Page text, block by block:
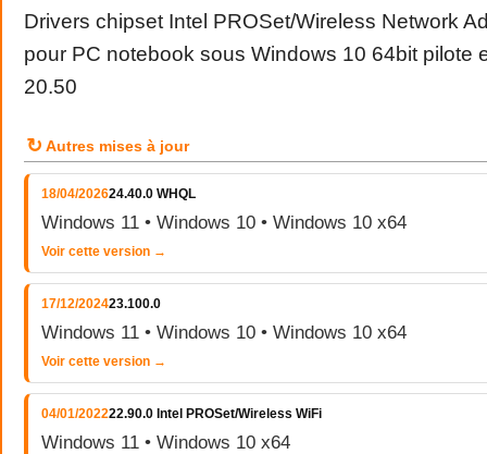
Drivers chipset Intel PROSet/Wireless Network
pour PC notebook sous Windows 10 64bit pilote
20.50
↻ Autres mises à jour
18/04/202624.40.0 WHQL
Windows 11 • Windows 10 • Windows 10 x64
Voir cette version →
17/12/202423.100.0
Windows 11 • Windows 10 • Windows 10 x64
Voir cette version →
04/01/202222.90.0 Intel PROSet/Wireless WiFi
Windows 11 • Windows 10 x64